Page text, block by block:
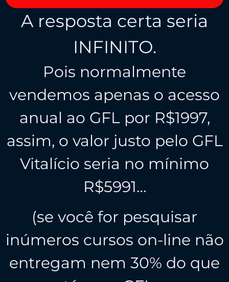
A resposta certa seria
INFINITO.
Pois normalmente
vendemos apenas o acesso
anual ao GFL por R$1997,
assim, o valor justo pelo GFL
Vitalício seria no mínimo
R$5991…
(se você for pesquisar
inúmeros cursos on-line não
entregam nem 30% do que